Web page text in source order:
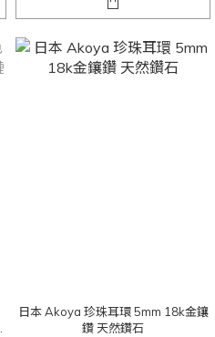
日本 Akoya 珍珠耳環 5mm 18k金鑲
鑽 天然鑽石